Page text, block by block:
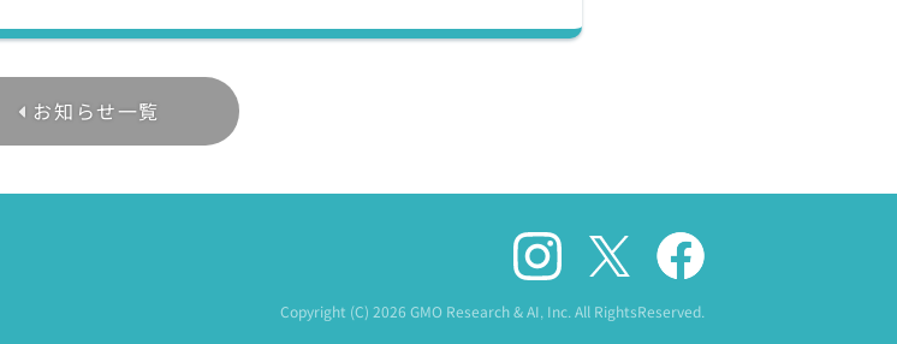
お知らせ一覧
Copyright (C) 2026 GMO Research & AI, Inc. All RightsReserved.